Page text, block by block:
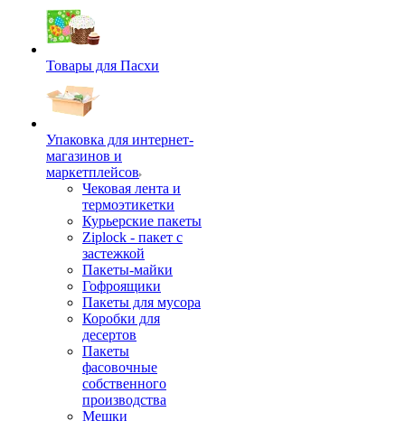
Товары для Пасхи
Упаковка для интернет-
магазинов и
маркетплейсов
Чековая лента и
термоэтикетки
Курьерские пакеты
Ziplock - пакет с
застежкой
Пакеты-майки
Гофроящики
Пакеты для мусора
Коробки для
десертов
Пакеты
фасовочные
собственного
производства
Мешки